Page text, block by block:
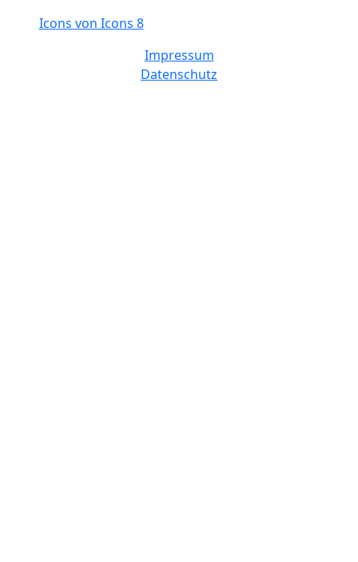
Icons von Icons 8
Impressum
Datenschutz